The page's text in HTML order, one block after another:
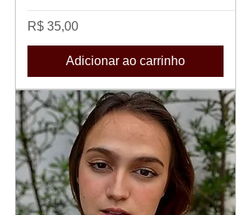
Preço
R$ 35,00
Adicionar ao carrinho